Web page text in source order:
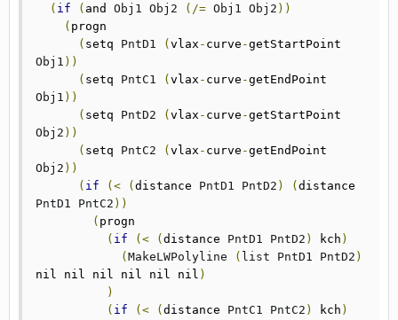
( if ( and Obj1 Obj2 (/= Obj1 Obj2 ))
( progn
( setq PntD1 ( vlax - curve -
Obj1 ))
( setq PntC1 ( vlax - curve -
Obj1 ))
( setq PntD2 ( vlax - curve -
Obj2 ))
( setq PntC2 ( vlax - curve -
Obj2 ))
( if (< ( distance PntD1 PntD2 ) (
PntD1
PntC2 ))
( progn
( if (< ( distance PntD1 PntD2 ) kch )
( MakeLWPolyline ( list PntD1 PntD2 )
nil nil nil nil nil nil )
)
( if (< ( distance PntC1 PntC2 ) kch )